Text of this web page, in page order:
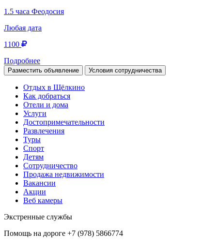
1.5 часа Феодосия
Любая дата
1100
Подробнее
Разместить объявление Условия сотрудничества
Отдых в Щёлкино
Как добраться
Отели и дома
Услуги
Достопримечательности
Развлечения
Туры
Спорт
Детям
Сотрудничество
Продажа недвижимости
Вакансии
Акции
Веб камеры
Экстренные службы
Помощь на дороге +7 (978) 5866774